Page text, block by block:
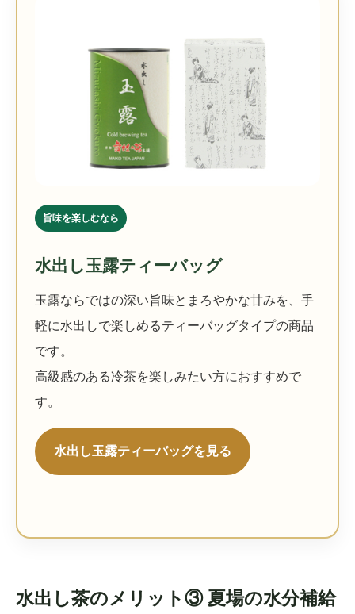
旨味を楽しむなら
水出し玉露ティーバッグ
玉露ならではの深い旨味とまろやかな甘みを、手
軽に水出しで楽しめるティーバッグタイプの商品
です。
高級感のある冷茶を楽しみたい方におすすめで
す。
水出し玉露ティーバッグを見る
水出し茶のメリット③ 夏場の水分補給